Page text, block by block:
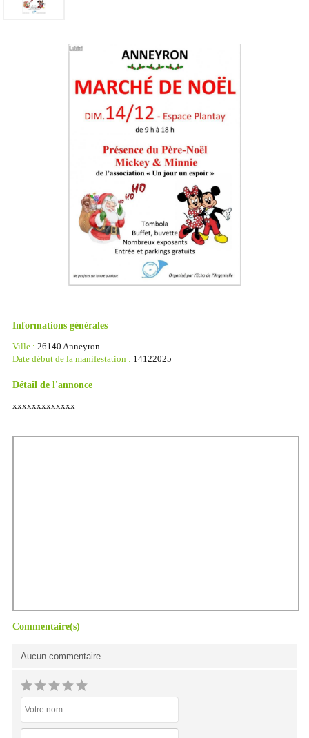
Informations générales
Ville : 26140 Anneyron
Date début de la manifestation : 14122025
Détail de l'annonce
xxxxxxxxxxxxx
Commentaire(s)
Aucun commentaire